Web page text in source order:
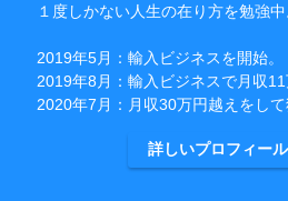
１度しかない人生の在り方を勉強中
2019年5月：輸入ビジネスを開始。
2019年8月：輸入ビジネスで月収11
2020年7月：月収30万円越えをして
詳しいプロフィー